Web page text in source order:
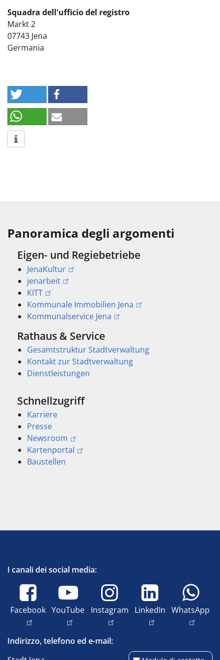
Squadra dell'ufficio del registro
Markt 2
07743 Jena
Germania
Panoramica degli argomenti
Eigen- und Regiebetriebe
JenaKultur
jenarbeit
KITT
Kommunale Immobilien Jena
Kommunalservice Jena
Rathaus & Service
Gesamtstruktur Stadtverwaltung
Kontakt zur Stadtverwaltung
Dienstleistungen
Schnellzugriff
Karriere
Presse
Newsroom
Kartenportal
Baustellen
I canali dei social media:
Facebook YouTube Instagram LinkedIn WhatsApp
Indirizzo, telefono ed e-mail: